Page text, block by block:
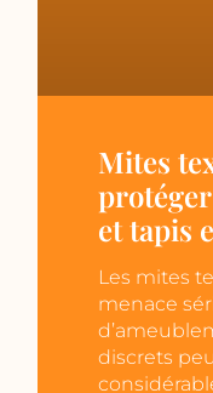
Mites
et tapis
Les mites
menace
discrets